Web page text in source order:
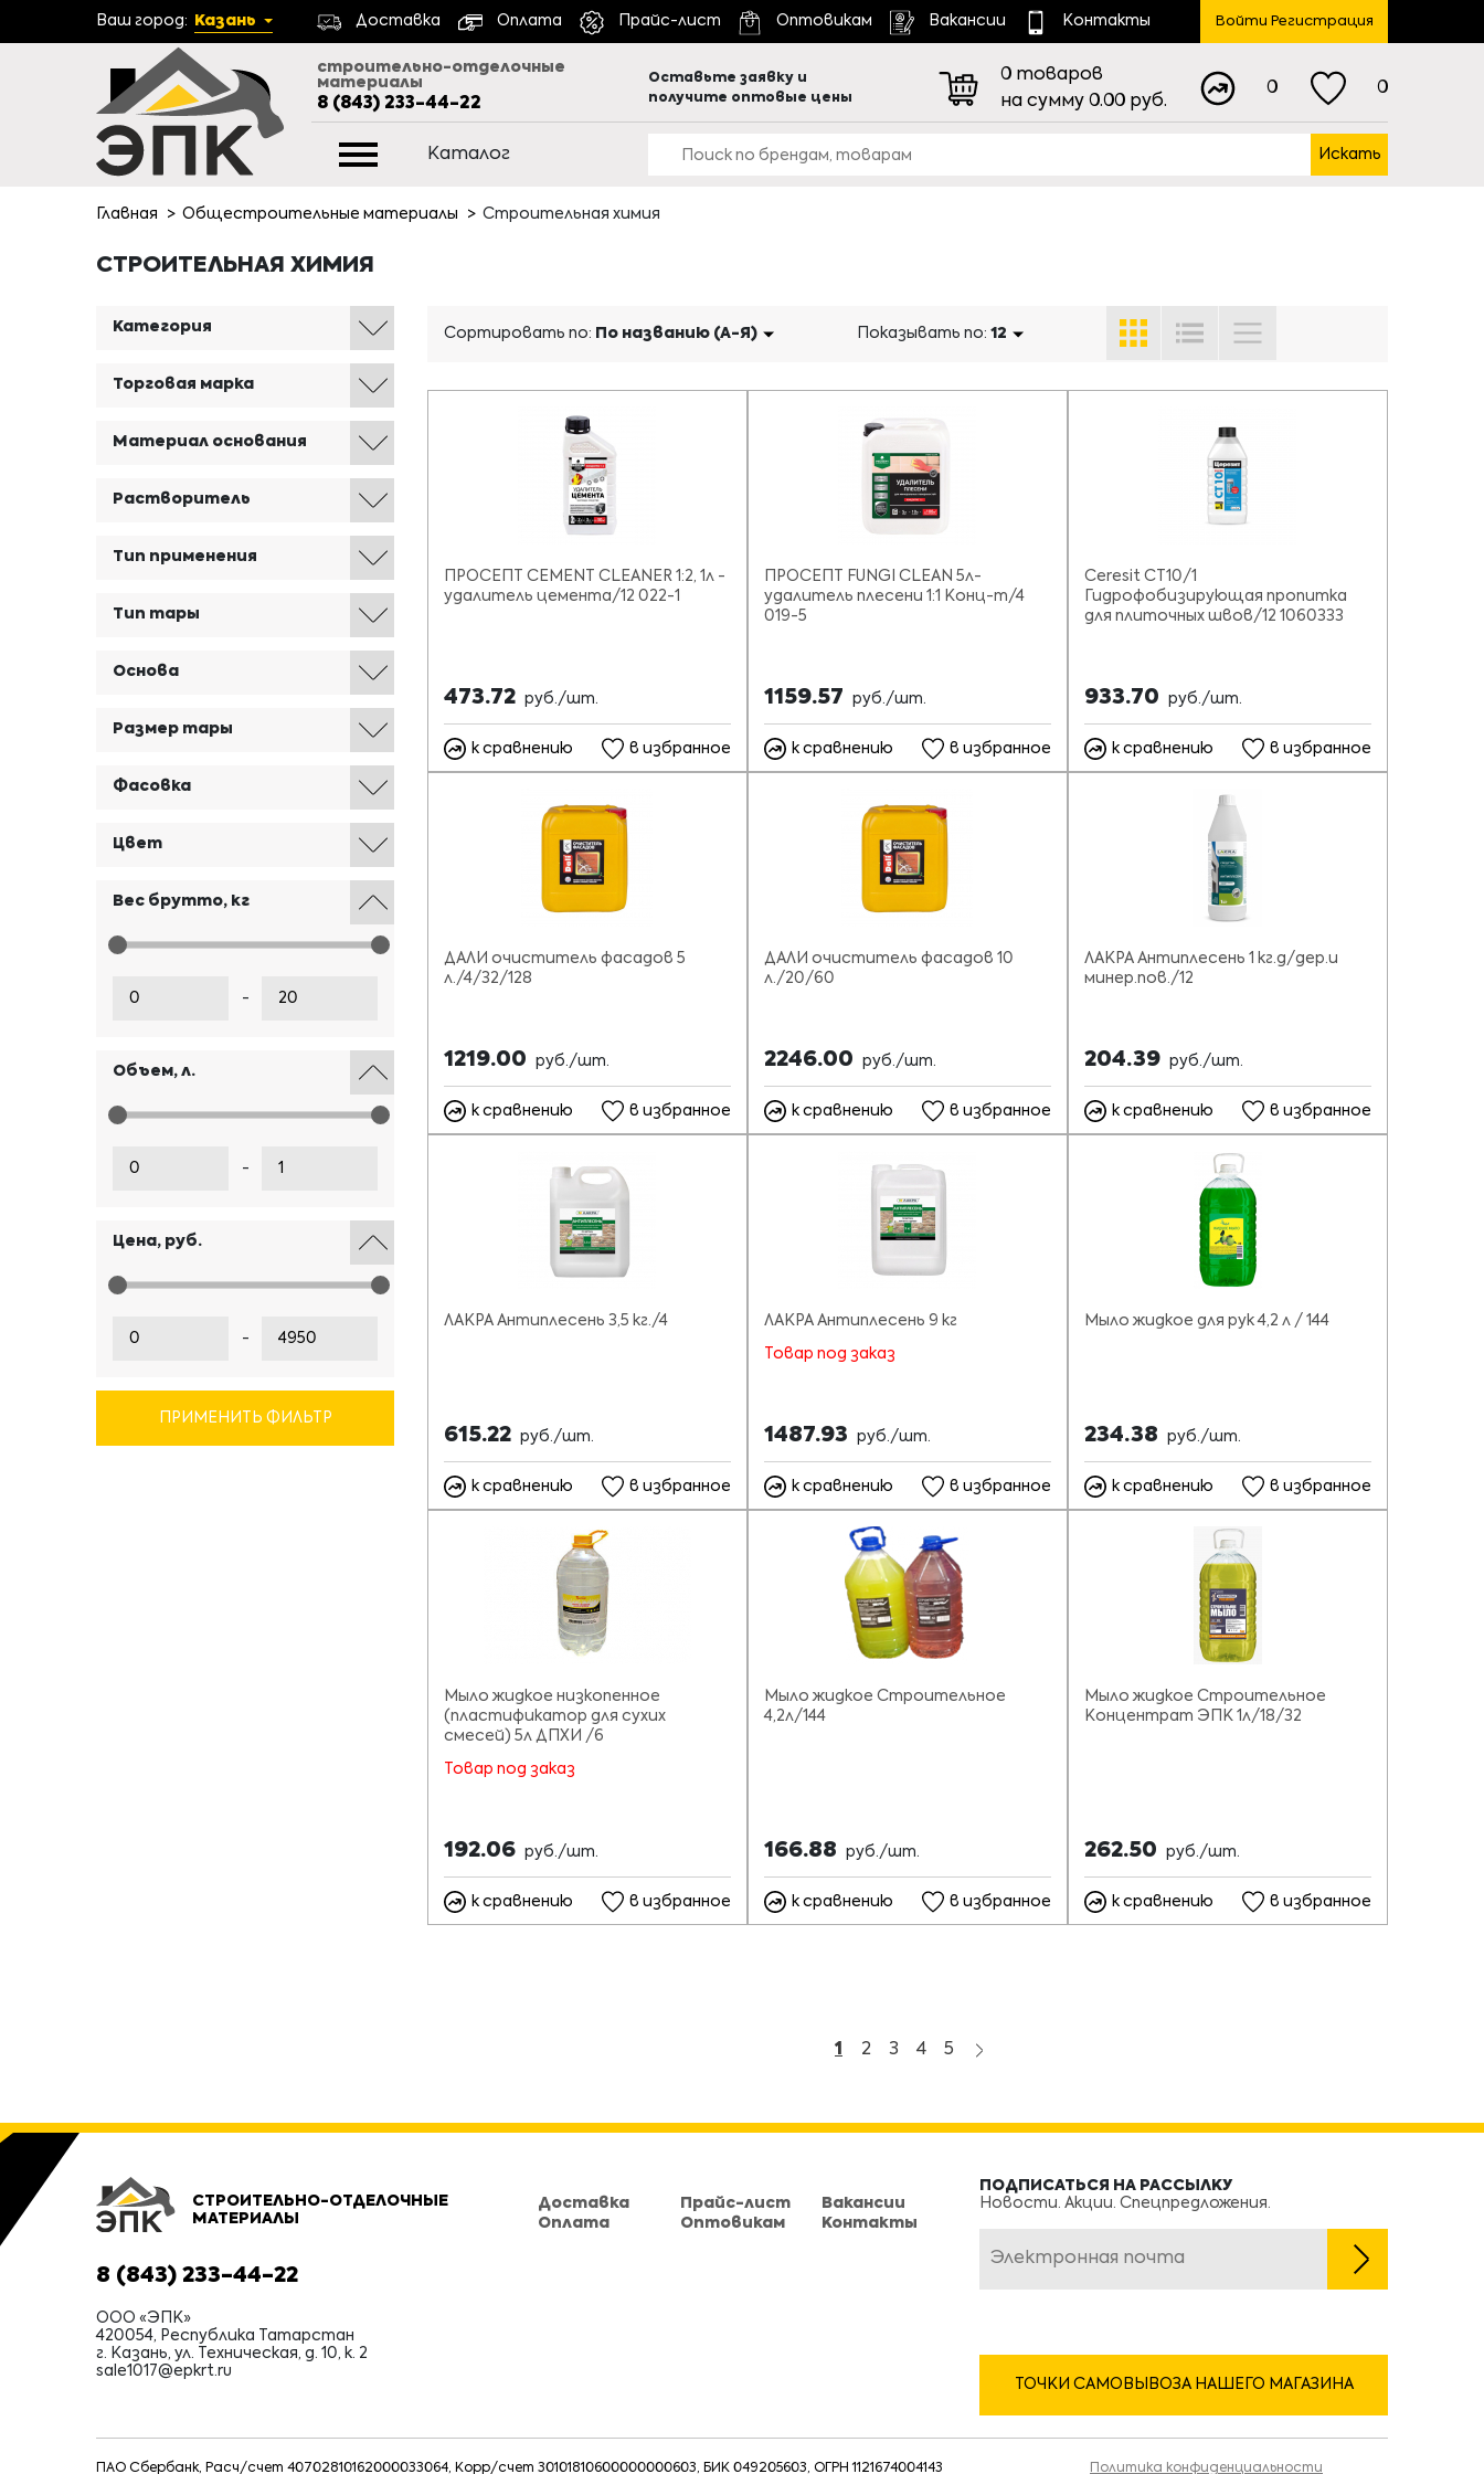
Ваш город: Казань Доставка Оплата Прайс-лист Оптовикам Вакансии Контакты Войти Регистрация
строительно-отделочные
материалы
8 (843) 233-44-22
Оставьте заявку и
получите оптовые цены
0 товаров
на сумму 0.00 руб.
0 0
Каталог Искать
Главная Общестроительные материалы Строительная химия
СТРОИТЕЛЬНАЯ ХИМИЯ
Категория
Торговая марка
Материал основания
Растворитель
Тип применения
Тип тары
Основа
Размер тары
Фасовка
Цвет
Вес брутто, кг
-
Объем, л.
-
Цена, руб.
-
ПРИМЕНИТЬ ФИЛЬТР
Сортировать по: По названию (А-Я) Показывать по: 12
ПРОСЕПТ CEMENT CLEANER 1:2, 1л -
удалитель цемента/12 022-1
473.72 руб./шт.
к сравнению в избранное
ПРОСЕПТ FUNGI CLEAN 5л-
удалитель плесени 1:1 Конц-т/4
019-5
1159.57 руб./шт.
к сравнению в избранное
Ceresit CT10/1
Гидрофобизирующая пропитка
для плиточных швов/12 1060333
933.70 руб./шт.
к сравнению в избранное
ДАЛИ очиститель фасадов 5
л./4/32/128
1219.00 руб./шт.
к сравнению в избранное
ДАЛИ очиститель фасадов 10
л./20/60
2246.00 руб./шт.
к сравнению в избранное
ЛАКРА Антиплесень 1 кг.д/дер.и
минер.пов./12
204.39 руб./шт.
к сравнению в избранное
ЛАКРА Антиплесень 3,5 кг./4
615.22 руб./шт.
к сравнению в избранное
ЛАКРА Антиплесень 9 кг
Товар под заказ
1487.93 руб./шт.
к сравнению в избранное
Мыло жидкое для рук 4,2 л / 144
234.38 руб./шт.
к сравнению в избранное
Мыло жидкое низкопенное
(пластификатор для сухих
смесей) 5л ДПХИ /6
Товар под заказ
192.06 руб./шт.
к сравнению в избранное
Мыло жидкое Строительное
4,2л/144
166.88 руб./шт.
к сравнению в избранное
Мыло жидкое Строительное
Концентрат ЭПК 1л/18/32
262.50 руб./шт.
к сравнению в избранное
1 2 3 4 5
СТРОИТЕЛЬНО-ОТДЕЛОЧНЫЕ
МАТЕРИАЛЫ
8 (843) 233-44-22
ООО «ЭПК»
420054, Республика Татарстан
г. Казань, ул. Техническая, д. 10, к. 2
sale1017@epkrt.ru
Доставка
Оплата
Прайс-лист
Оптовикам
Вакансии
Контакты
ПОДПИСАТЬСЯ НА РАССЫЛКУ
Новости. Акции. Спецпредложения.
ТОЧКИ САМОВЫВОЗА НАШЕГО МАГАЗИНА
ПАО Сбербанк, Расч/счет 40702810162000033064, Корр/счет 30101810600000000603, БИК 049205603, ОГРН 1121674004143 Политика конфиденциальности